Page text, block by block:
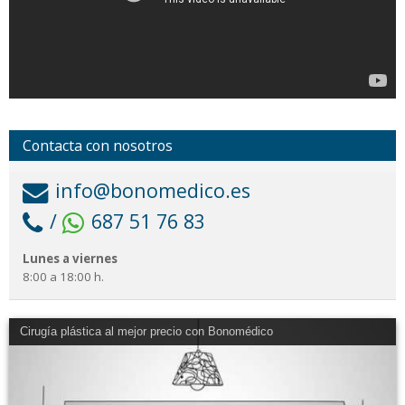
Contacta con nosotros
info@bonomedico.es
/
687 51 76 83
Lunes a viernes
8:00 a 18:00 h.
Cirugía plástica al mejor precio con Bonomédico